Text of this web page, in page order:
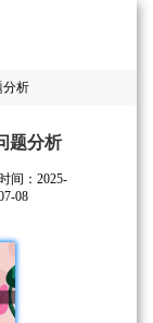
分析
题分析
时间：2025-
08